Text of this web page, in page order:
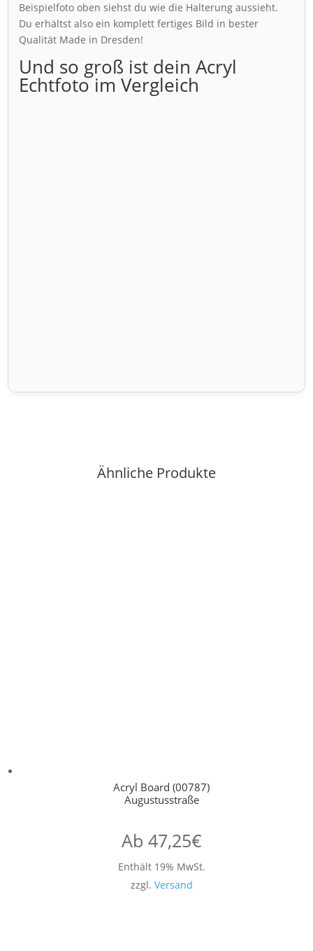
Beispielfoto oben siehst du wie die Halterung aussieht.
Du erhältst also ein komplett fertiges Bild in bester
Qualität Made in Dresden!
Und so groß ist dein Acryl
Echtfoto im Vergleich
Ähnliche Produkte
Acryl Board (00787)
Augustusstraße
Ab 47,25€
Enthält 19% MwSt.
zzgl. Versand